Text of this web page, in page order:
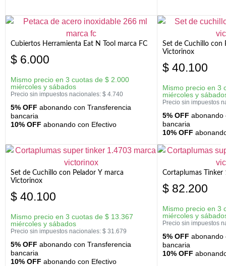
Cubiertos Herramienta Eat N Tool marca FC
$ 6.000
Mismo precio en 3 cuotas de $ 2.000
miércoles y sábados
Precio sin impuestos nacionales: $ 4.740
5% OFF abonando con Transferencia
bancaria
10% OFF abonando con Efectivo
Set de Cuchillo con
Victorinox
$ 40.100
Mismo precio en 3
miércoles y
Precio sin impuestos
5% OFF abonando
bancaria
10% OFF
Set de Cuchillo con Pelador Y marca
Victorinox
$ 40.100
Mismo precio en 3 cuotas de $ 13.367
miércoles y sábados
Precio sin impuestos nacionales: $ 31.679
5% OFF abonando con Transferencia
bancaria
10% OFF abonando con Efectivo
Cortaplumas
$ 82.200
Mismo precio en 3
miércoles y
Precio sin impuestos
5% OFF abonando
bancaria
10% OFF